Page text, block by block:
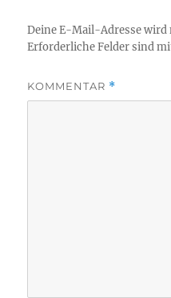
Deine E-Mail-Adresse
Erforderliche Felder sind
KOMMENTAR *